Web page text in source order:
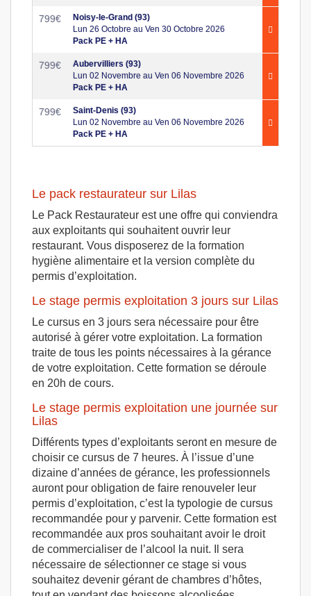
799€
Noisy-le-Grand (93)
Lun 26 Octobre au Ven 30 Octobre 2026
Pack PE + HA
799€
Aubervilliers (93)
Lun 02 Novembre au Ven 06 Novembre 2026
Pack PE + HA
799€
Saint-Denis (93)
Lun 02 Novembre au Ven 06 Novembre 2026
Pack PE + HA
Le pack restaurateur sur Lilas
Le Pack Restaurateur est une offre qui conviendra
aux exploitants qui souhaitent ouvrir leur
restaurant. Vous disposerez de la formation
hygiène alimentaire et la version complète du
permis d’exploitation.
Le stage permis exploitation 3 jours sur Lilas
Le cursus en 3 jours sera nécessaire pour être
autorisé à gérer votre exploitation. La formation
traite de tous les points nécessaires à la gérance
de votre exploitation. Cette formation se déroule
en 20h de cours.
Le stage permis exploitation une journée sur
Lilas
Différents types d’exploitants seront en mesure de
choisir ce cursus de 7 heures. À l’issue d’une
dizaine d’années de gérance, les professionnels
auront pour obligation de faire renouveler leur
permis d’exploitation, c’est la typologie de cursus
recommandée pour y parvenir. Cette formation est
recommandée aux pros souhaitant avoir le droit
de commercialiser de l’alcool la nuit. Il sera
nécessaire de sélectionner ce stage si vous
souhaitez devenir gérant de chambres d’hôtes,